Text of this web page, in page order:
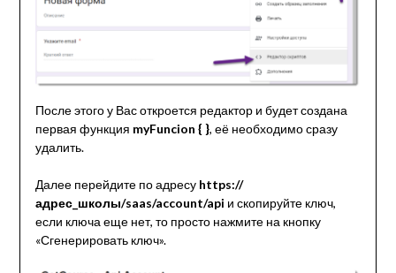
После этого у Вас откроется редактор и будет создана
первая функция myFuncion { }, её необходимо сразу
удалить.
Далее перейдите по адресу https://
адрес_школы/saas/account/api и скопируйте ключ,
если ключа еще нет, то просто нажмите на кнопку
«Сгенерировать ключ».